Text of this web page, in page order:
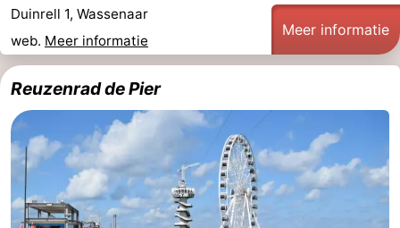
Duinrell 1, Wassenaar
web. Meer informatie
Meer informatie
Reuzenrad de Pier